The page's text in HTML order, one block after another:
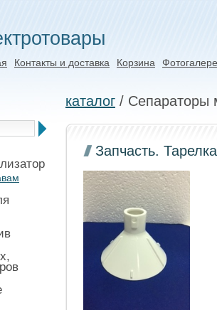
Контакты и доставка Корзина
каталог / Сепараторы
Запчасть.